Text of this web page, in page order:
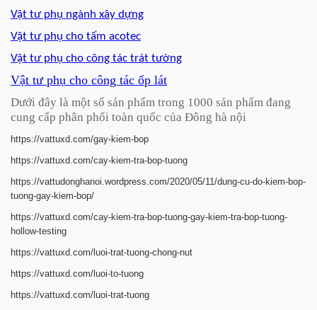
Vật tư phụ ngành xây dựng
Vật tư phụ cho tấm acotec
Vật tư phụ cho công tác trát tường
Vật tư phụ cho công tác ốp lát
Dưới đây là một số sản phẩm trong 1000 sản phẩm đang
cung cấp phân phối toàn quốc của Đông hà nội
https://vattuxd.com/gay-kiem-bop
https://vattuxd.com/cay-kiem-tra-bop-tuong
https://vattudonghanoi.wordpress.com/2020/05/11/dung-cu-do-kiem-bop-
tuong-gay-kiem-bop/
https://vattuxd.com/cay-kiem-tra-bop-tuong-gay-kiem-tra-bop-tuong-
hollow-testing
https://vattuxd.com/luoi-trat-tuong-chong-nut
https://vattuxd.com/luoi-to-tuong
https://vattuxd.com/luoi-trat-tuong